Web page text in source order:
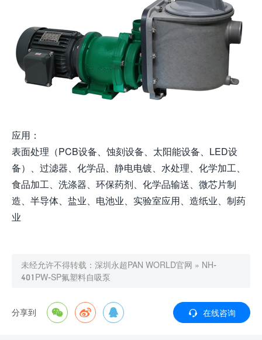
应用：
表面处理（PCB设备、蚀刻设备、太阳能设备、LED设
备）、过滤器、化学品、静电电镀、水处理、化学加工、
食品加工、洗涤器、环保药剂、化学品输送、微芯片制
造、半导体、盐业、电池业、实验室应用、造纸业、制药
业
未经允许不得转载： 深圳永超PAN WORLD官网 » NH-
401PW-SP氟塑料自吸泵
分享到 在线咨询